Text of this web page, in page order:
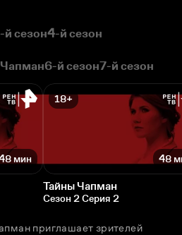
й сезон4-й сезон
6-й сезон7-й сезон
мин
18+
48
Тайны Чапман
Сезон 2 Серия 2
приглашает зрителей